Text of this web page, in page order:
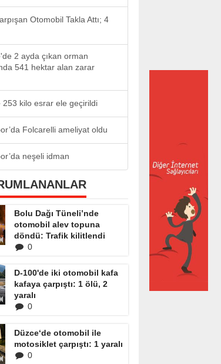
Otomobil Takla Attı; 4
2 ayda çıkan orman
541 hektar alan zarar
253 kilo esrar ele geçirildi
Folcarelli ameliyat oldu
neşeli idman
Bolu Dağı Tüneli’nde
otomobil alev topuna
döndü: Trafik kilitlendi
0
D-100'de iki otomobil kafa
kafaya çarpıştı: 1 ölü, 2
yaralı
0
Düzce‘de otomobil ile
motosiklet çarpıştı: 1 yaralı
0